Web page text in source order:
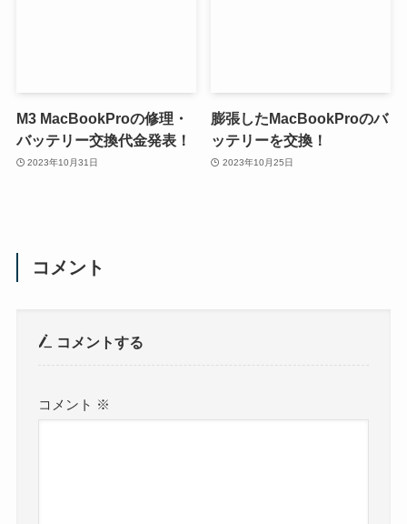
M3 MacBookProの修理・
バッテリー交換代金発表！
2023年10月31日
膨張したMacBookProのバ
ッテリーを交換！
2023年10月25日
コメント
コメントする
コメント ※